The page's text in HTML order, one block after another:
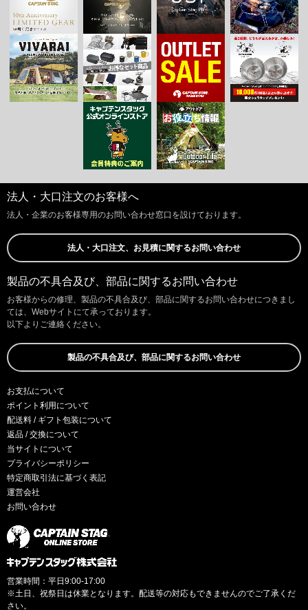
法人・大口注文のお客様へ
法人・企業のお客様専用のお問い合わせ窓口を設けております。
法人・大口注文、お見積に関するお問い合わせ
製品の不具合及び、部品に関するお問い合わせ
お客様からの修理、製品の不具合及び、部品に関するお問い合わせにつきまし
ては、Webサイトにて承っております。
以下よりご連絡ください。
製品の不具合及び、部品に関するお問い合わせ
お支払について
ポイント利用について
配送料 / ギフト包装について
返品 / 交換について
当サイトについて
プライバシーポリシー
特定商取引法に基づく表記
運営会社
お問い合わせ
営業時間：平日9:00-17:00
※土日、祝祭日は休業となります。配送等の対応もできませんのでご了承くだ
さい。